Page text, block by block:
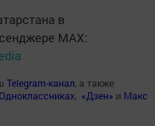
в
MАХ:
Telegram-канал, а также
Одноклассниках, «Дзен» и Макс